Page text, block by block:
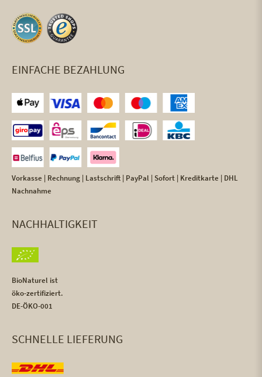
EINFACHE BEZAHLUNG
Vorkasse | Rechnung | Lastschrift | PayPal | Sofort | Kreditkarte | DHL
Nachnahme
NACHHALTIGKEIT
BioNaturel ist
öko-zertifiziert.
DE-ÖKO-001
SCHNELLE LIEFERUNG